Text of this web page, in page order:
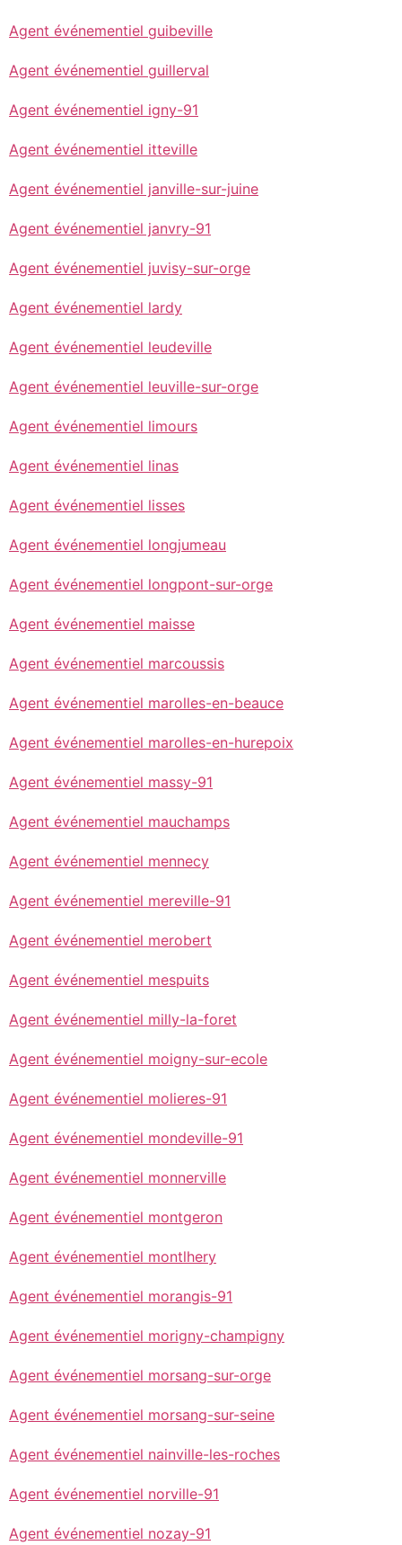
Agent événementiel guibeville
Agent événementiel guillerval
Agent événementiel igny-91
Agent événementiel itteville
Agent événementiel janville-sur-juine
Agent événementiel janvry-91
Agent événementiel juvisy-sur-orge
Agent événementiel lardy
Agent événementiel leudeville
Agent événementiel leuville-sur-orge
Agent événementiel limours
Agent événementiel linas
Agent événementiel lisses
Agent événementiel longjumeau
Agent événementiel longpont-sur-orge
Agent événementiel maisse
Agent événementiel marcoussis
Agent événementiel marolles-en-beauce
Agent événementiel marolles-en-hurepoix
Agent événementiel massy-91
Agent événementiel mauchamps
Agent événementiel mennecy
Agent événementiel mereville-91
Agent événementiel merobert
Agent événementiel mespuits
Agent événementiel milly-la-foret
Agent événementiel moigny-sur-ecole
Agent événementiel molieres-91
Agent événementiel mondeville-91
Agent événementiel monnerville
Agent événementiel montgeron
Agent événementiel montlhery
Agent événementiel morangis-91
Agent événementiel morigny-champigny
Agent événementiel morsang-sur-orge
Agent événementiel morsang-sur-seine
Agent événementiel nainville-les-roches
Agent événementiel norville-91
Agent événementiel nozay-91